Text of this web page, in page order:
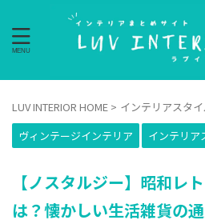
LUV INTERIOR HOME > インテリアスタ
ヴィンテージインテリア
インテリア
【ノスタルジー】昭和レ
は？懐かしい生活雑貨の